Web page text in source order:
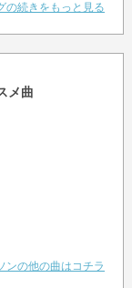
続きをもっと見る
メ曲
の他の曲はコチラ